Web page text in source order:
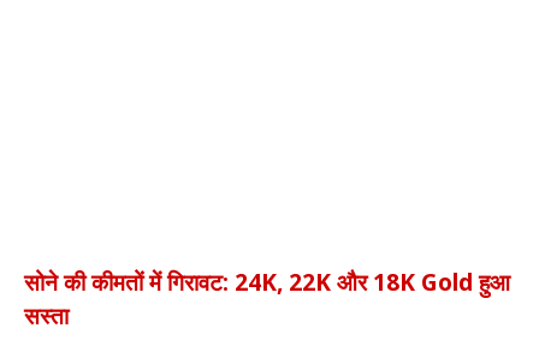
सोने की कीमतों में गिरावट: 24K, 22K और 18K Gold हुआ
सस्ता